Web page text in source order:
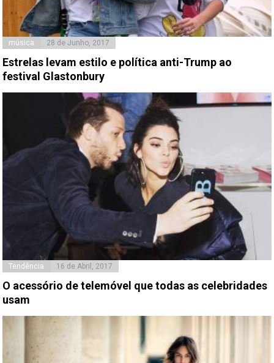
música 28 de Junho, 2017
Estrelas levam estilo e política anti-Trump ao
festival Glastonbury
Tendência 16 de Abril, 2017
O acessório de telemóvel que todas as celebridades
usam